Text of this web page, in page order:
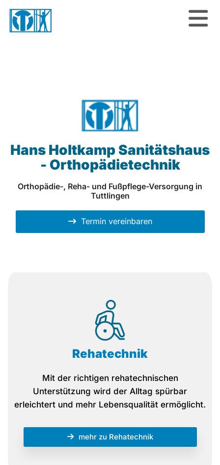
Hans Holtkamp Sanitätshaus
- Orthopädietechnik
Orthopädie-, Reha- und Fußpflege-Versorgung in
Tuttlingen
Termin vereinbaren
Rehatechnik
Mit der richtigen rehatechnischen
Unterstützung wird der Alltag spürbar
erleichtert und mehr Lebensqualität ermöglicht.
mehr zu Rehatechnik